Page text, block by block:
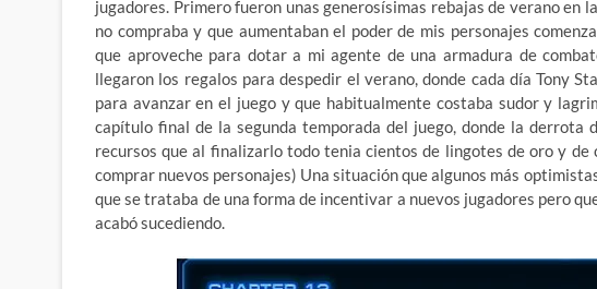
jugadores. Primero fueron unas generosísimas rebajas de verano en
no compraba y que aumentaban el poder de mis personajes
que aproveche para dotar a mi agente de una armadura de
llegaron los regalos para despedir el verano, donde cada día Tony
para avanzar en el juego y que habitualmente costaba sudor y
capítulo final de la segunda temporada del juego, donde la derrota
recursos que al finalizarlo todo tenia cientos de lingotes de oro y de
comprar nuevos personajes) Una situación que algunos más
que se trataba de una forma de incentivar a nuevos jugadores pero
acabó sucediendo.